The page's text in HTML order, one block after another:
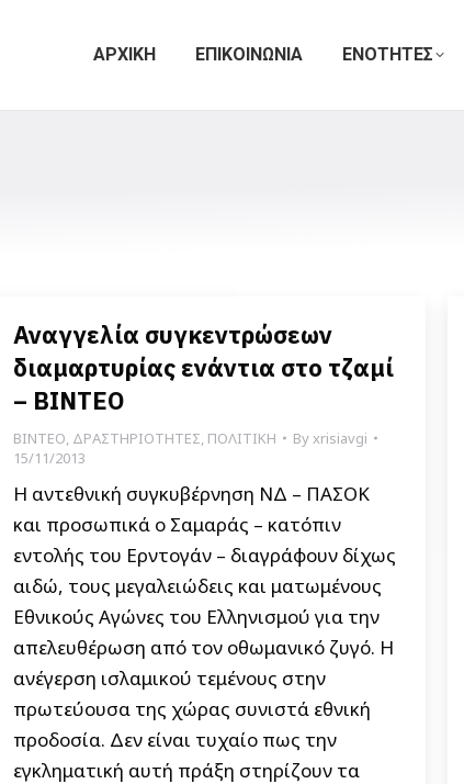
ΑΡΧΙΚΗ ΕΠΙΚΟΙΝΩΝΙΑ ΕΝΟΤΗΤΕΣ
Αναγγελία συγκεντρώσεων
διαμαρτυρίας ενάντια στο τζαμί
– ΒΙΝΤΕΟ
ΒΙΝΤΕΟ, ΔΡΑΣΤΗΡΙΟΤΗΤΕΣ, ΠΟΛΙΤΙΚΗ Byxrisiavgi
15/11/2013
Η αντεθνική συγκυβέρνηση ΝΔ – ΠΑΣΟΚ
και προσωπικά ο Σαμαράς – κατόπιν
εντολής του Ερντογάν – διαγράφουν δίχως
αιδώ, τους μεγαλειώδεις και ματωμένους
Εθνικούς Αγώνες του Ελληνισμού για την
απελευθέρωση από τον οθωμανικό ζυγό. Η
ανέγερση ισλαμικού τεμένους στην
πρωτεύουσα της χώρας συνιστά εθνική
προδοσία. Δεν είναι τυχαίο πως την
εγκληματική αυτή πράξη στηρίζουν τα